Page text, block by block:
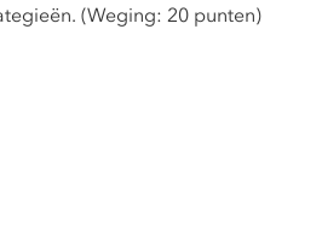
(Weging: 20 punten)